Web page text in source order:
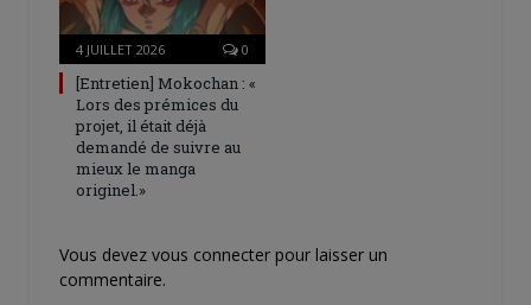
4 JUILLET 2026 0
[Entretien] Mokochan : «
Lors des prémices du
projet, il était déjà
demandé de suivre au
mieux le manga
originel.»
Vous devez vous connecter pour laisser un
commentaire.